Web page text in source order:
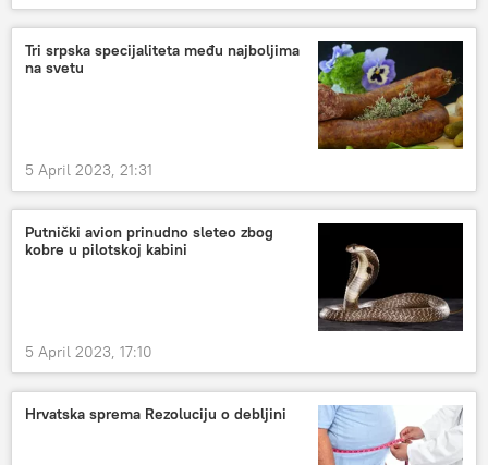
Tri srpska specijaliteta među najboljima
na svetu
5 April 2023, 21:31
Putnički avion prinudno sleteo zbog
kobre u pilotskoj kabini
5 April 2023, 17:10
Hrvatska sprema Rezoluciju o debljini